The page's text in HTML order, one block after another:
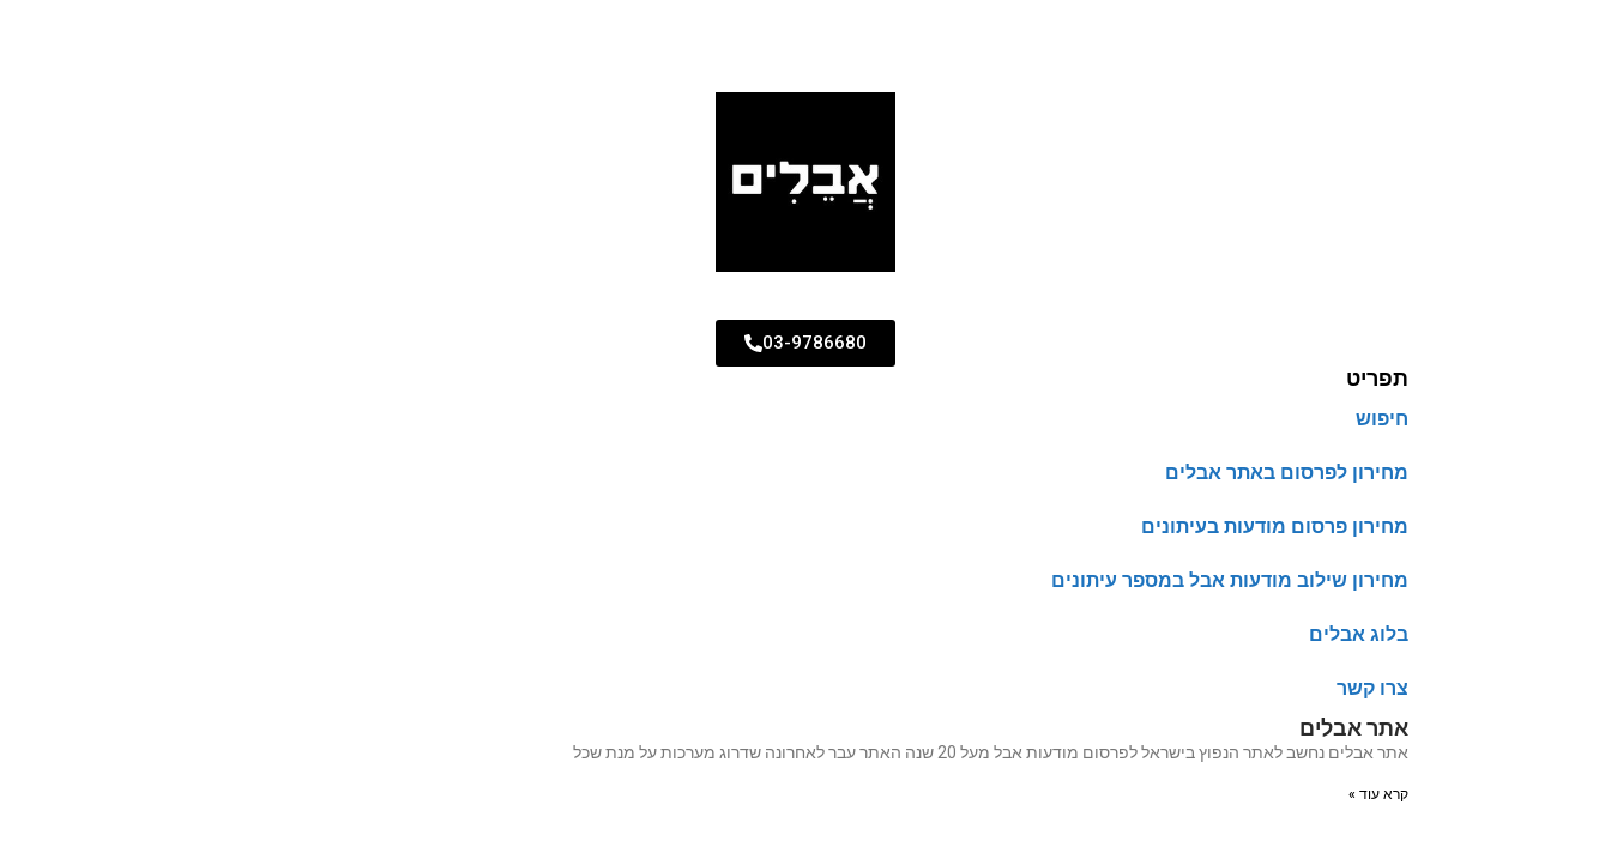
03-9786680
תפריט
חיפוש
מחירון לפרסום באתר אבלים
מחירון פרסום מודעות בעיתונים
מחירון שילוב מודעות אבל במספר עיתונים
בלוג אבלים
צרו קשר
אתר אבלים
אתר אבלים נחשב לאתר הנפוץ בישראל לפרסום מודעות אבל מעל 20 שנה האתר עבר לאחרונה שדרוג מערכות על מנת שכל
קרא עוד »